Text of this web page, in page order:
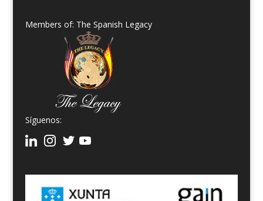
Members of: The Spanish Legacy
Síguenos: